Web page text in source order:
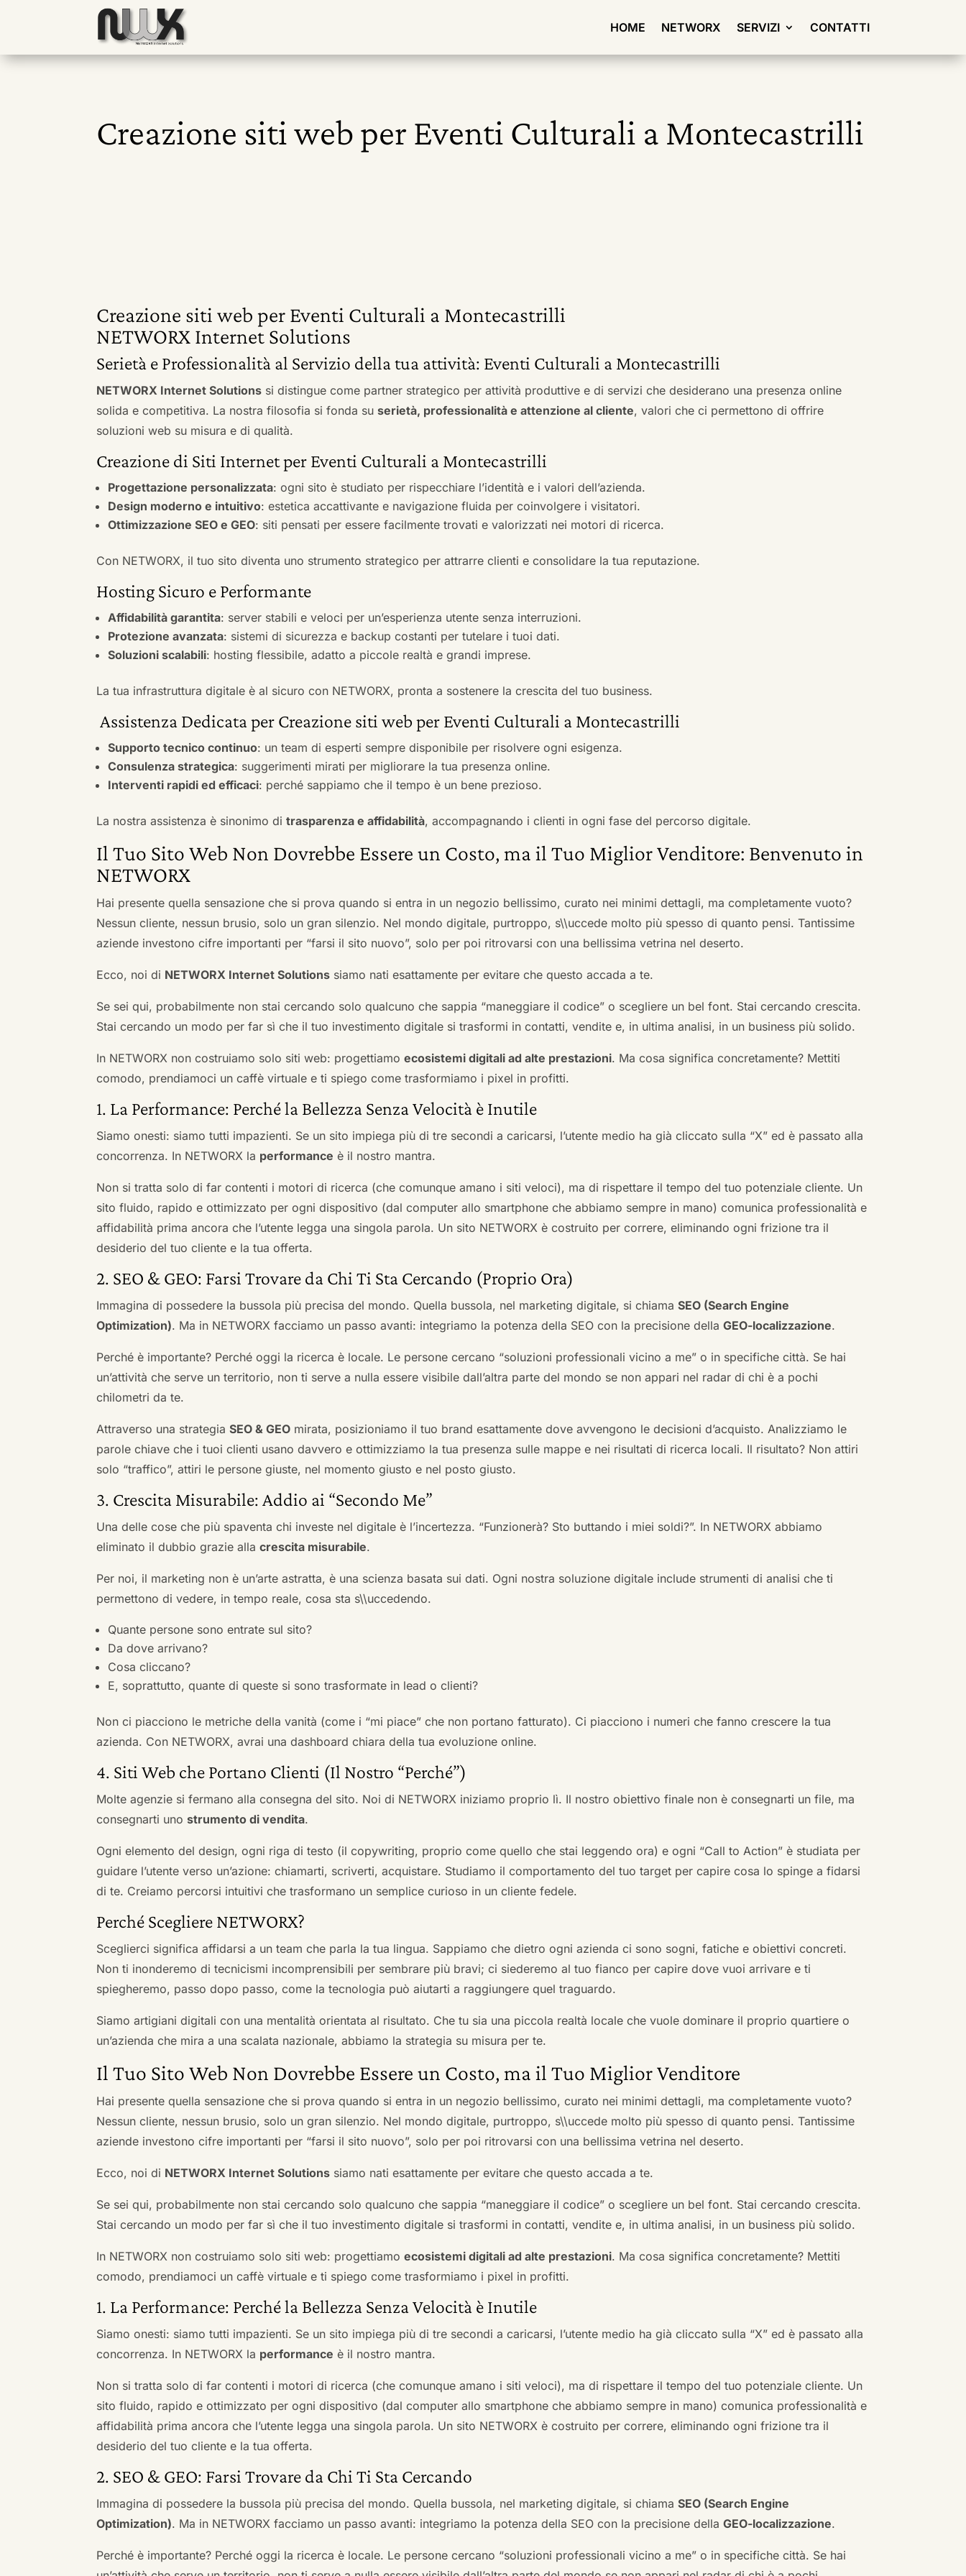
HOME NETWORX SERVIZI CONTATTI
Creazione siti web per Eventi Culturali a Montecastrilli
Creazione siti web per Eventi Culturali a Montecastrilli
NETWORX Internet Solutions
Serietà e Professionalità al Servizio della tua attività: Eventi Culturali a Montecastrilli
NETWORX Internet Solutions si distingue come partner strategico per attività produttive e di servizi che desiderano una presenza online
solida e competitiva. La nostra filosofia si fonda suserietà, professionalità e attenzione al cliente, valori che ci permettono di offrire
soluzioni web su misura e di qualità.
Creazione di Siti Internet per Eventi Culturali a Montecastrilli
Progettazione personalizzata: ogni sito è studiato per rispecchiare l’identità e i valori dell’azienda.
Design moderno e intuitivo: estetica accattivante e navigazione fluida per coinvolgere i visitatori.
Ottimizzazione SEO e GEO: siti pensati per essere facilmente trovati e valorizzati nei motori di ricerca.
Con NETWORX, il tuo sito diventa uno strumento strategico per attrarre clienti e consolidare la tua reputazione.
Hosting Sicuro e Performante
Affidabilità garantita: server stabili e veloci per un’esperienza utente senza interruzioni.
Protezione avanzata: sistemi di sicurezza e backup costanti per tutelare i tuoi dati.
Soluzioni scalabili: hosting flessibile, adatto a piccole realtà e grandi imprese.
La tua infrastruttura digitale è al sicuro con NETWORX, pronta a sostenere la crescita del tuo business.
Assistenza Dedicata per Creazione siti web per Eventi Culturali a Montecastrilli
Supporto tecnico continuo: un team di esperti sempre disponibile per risolvere ogni esigenza.
Consulenza strategica: suggerimenti mirati per migliorare la tua presenza online.
Interventi rapidi ed efficaci: perché sappiamo che il tempo è un bene prezioso.
La nostra assistenza è sinonimo ditrasparenza e affidabilità, accompagnando i clienti in ogni fase del percorso digitale.
Il Tuo Sito Web Non Dovrebbe Essere un Costo, ma il Tuo Miglior Venditore: Benvenuto in
NETWORX
Hai presente quella sensazione che si prova quando si entra in un negozio bellissimo, curato nei minimi dettagli, ma completamente vuoto?
Nessun cliente, nessun brusio, solo un gran silenzio. Nel mondo digitale, purtroppo, s\\uccede molto più spesso di quanto pensi. Tantissime
aziende investono cifre importanti per “farsi il sito nuovo”, solo per poi ritrovarsi con una bellissima vetrina nel deserto.
Ecco, noi di NETWORX Internet Solutions siamo nati esattamente per evitare che questo accada a te.
Se sei qui, probabilmente non stai cercando solo qualcuno che sappia “maneggiare il codice” o scegliere un bel font. Stai cercando crescita.
Stai cercando un modo per far sì che il tuo investimento digitale si trasformi in contatti, vendite e, in ultima analisi, in un business più solido.
In NETWORX non costruiamo solo siti web: progettiamoecosistemi digitali ad alte prestazioni. Ma cosa significa concretamente? Mettiti
comodo, prendiamoci un caffè virtuale e ti spiego come trasformiamo i pixel in profitti.
1. La Performance: Perché la Bellezza Senza Velocità è Inutile
Siamo onesti: siamo tutti impazienti. Se un sito impiega più di tre secondi a caricarsi, l’utente medio ha già cliccato sulla “X” ed è passato alla
concorrenza. In NETWORX la performance è il nostro mantra.
Non si tratta solo di far contenti i motori di ricerca (che comunque amano i siti veloci), ma di rispettare il tempo del tuo potenziale cliente. Un
sito fluido, rapido e ottimizzato per ogni dispositivo (dal computer allo smartphone che abbiamo sempre in mano) comunica professionalità e
affidabilità prima ancora che l’utente legga una singola parola. Un sito NETWORX è costruito per correre, eliminando ogni frizione tra il
desiderio del tuo cliente e la tua offerta.
2. SEO & GEO: Farsi Trovare da Chi Ti Sta Cercando (Proprio Ora)
Immagina di possedere la bussola più precisa del mondo. Quella bussola, nel marketing digitale, si chiamaSEO (Search Engine
Optimization). Ma in NETWORX facciamo un passo avanti: integriamo la potenza della SEO con la precisione dellaGEO-localizzazione.
Perché è importante? Perché oggi la ricerca è locale. Le persone cercano “soluzioni professionali vicino a me” o in specifiche città. Se hai
un’attività che serve un territorio, non ti serve a nulla essere visibile dall’altra parte del mondo se non appari nel radar di chi è a pochi
chilometri da te.
Attraverso una strategiaSEO & GEO mirata, posizioniamo il tuo brand esattamente dove avvengono le decisioni d’acquisto. Analizziamo le
parole chiave che i tuoi clienti usano davvero e ottimizziamo la tua presenza sulle mappe e nei risultati di ricerca locali. Il risultato? Non attiri
solo “traffico”, attiri le persone giuste, nel momento giusto e nel posto giusto.
3. Crescita Misurabile: Addio ai “Secondo Me”
Una delle cose che più spaventa chi investe nel digitale è l’incertezza. “Funzionerà? Sto buttando i miei soldi?”. In NETWORX abbiamo
eliminato il dubbio grazie allacrescita misurabile.
Per noi, il marketing non è un’arte astratta, è una scienza basata sui dati. Ogni nostra soluzione digitale include strumenti di analisi che ti
permettono di vedere, in tempo reale, cosa sta s\\uccedendo.
Quante persone sono entrate sul sito?
Da dove arrivano?
Cosa cliccano?
E, soprattutto, quante di queste si sono trasformate in lead o clienti?
Non ci piacciono le metriche della vanità (come i “mi piace” che non portano fatturato). Ci piacciono i numeri che fanno crescere la tua
azienda. Con NETWORX, avrai una dashboard chiara della tua evoluzione online.
4. Siti Web che Portano Clienti (Il Nostro “Perché”)
Molte agenzie si fermano alla consegna del sito. Noi di NETWORX iniziamo proprio lì. Il nostro obiettivo finale non è consegnarti un file, ma
consegnarti unostrumento di vendita.
Ogni elemento del design, ogni riga di testo (il copywriting, proprio come quello che stai leggendo ora) e ogni “Call to Action” è studiata per
guidare l’utente verso un’azione: chiamarti, scriverti, acquistare. Studiamo il comportamento del tuo target per capire cosa lo spinge a fidarsi
di te. Creiamo percorsi intuitivi che trasformano un semplice curioso in un cliente fedele.
Perché Scegliere NETWORX?
Sceglierci significa affidarsi a un team che parla la tua lingua. Sappiamo che dietro ogni azienda ci sono sogni, fatiche e obiettivi concreti.
Non ti inonderemo di tecnicismi incomprensibili per sembrare più bravi; ci siederemo al tuo fianco per capire dove vuoi arrivare e ti
spiegheremo, passo dopo passo, come la tecnologia può aiutarti a raggiungere quel traguardo.
Siamo artigiani digitali con una mentalità orientata al risultato. Che tu sia una piccola realtà locale che vuole dominare il proprio quartiere o
un’azienda che mira a una scalata nazionale, abbiamo la strategia su misura per te.
Il Tuo Sito Web Non Dovrebbe Essere un Costo, ma il Tuo Miglior Venditore
Hai presente quella sensazione che si prova quando si entra in un negozio bellissimo, curato nei minimi dettagli, ma completamente vuoto?
Nessun cliente, nessun brusio, solo un gran silenzio. Nel mondo digitale, purtroppo, s\\uccede molto più spesso di quanto pensi. Tantissime
aziende investono cifre importanti per “farsi il sito nuovo”, solo per poi ritrovarsi con una bellissima vetrina nel deserto.
Ecco, noi di NETWORX Internet Solutions siamo nati esattamente per evitare che questo accada a te.
Se sei qui, probabilmente non stai cercando solo qualcuno che sappia “maneggiare il codice” o scegliere un bel font. Stai cercando crescita.
Stai cercando un modo per far sì che il tuo investimento digitale si trasformi in contatti, vendite e, in ultima analisi, in un business più solido.
In NETWORX non costruiamo solo siti web: progettiamoecosistemi digitali ad alte prestazioni. Ma cosa significa concretamente? Mettiti
comodo, prendiamoci un caffè virtuale e ti spiego come trasformiamo i pixel in profitti.
1. La Performance: Perché la Bellezza Senza Velocità è Inutile
Siamo onesti: siamo tutti impazienti. Se un sito impiega più di tre secondi a caricarsi, l’utente medio ha già cliccato sulla “X” ed è passato alla
concorrenza. In NETWORX la performance è il nostro mantra.
Non si tratta solo di far contenti i motori di ricerca (che comunque amano i siti veloci), ma di rispettare il tempo del tuo potenziale cliente. Un
sito fluido, rapido e ottimizzato per ogni dispositivo (dal computer allo smartphone che abbiamo sempre in mano) comunica professionalità e
affidabilità prima ancora che l’utente legga una singola parola. Un sito NETWORX è costruito per correre, eliminando ogni frizione tra il
desiderio del tuo cliente e la tua offerta.
2. SEO & GEO: Farsi Trovare da Chi Ti Sta Cercando
Immagina di possedere la bussola più precisa del mondo. Quella bussola, nel marketing digitale, si chiamaSEO (Search Engine
Optimization). Ma in NETWORX facciamo un passo avanti: integriamo la potenza della SEO con la precisione dellaGEO-localizzazione.
Perché è importante? Perché oggi la ricerca è locale. Le persone cercano “soluzioni professionali vicino a me” o in specifiche città. Se hai